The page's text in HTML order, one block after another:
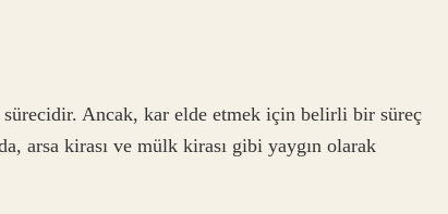
Ancak, kar elde etmek için belirli bir süreç
arsa kirası ve mülk kirası gibi yaygın olarak